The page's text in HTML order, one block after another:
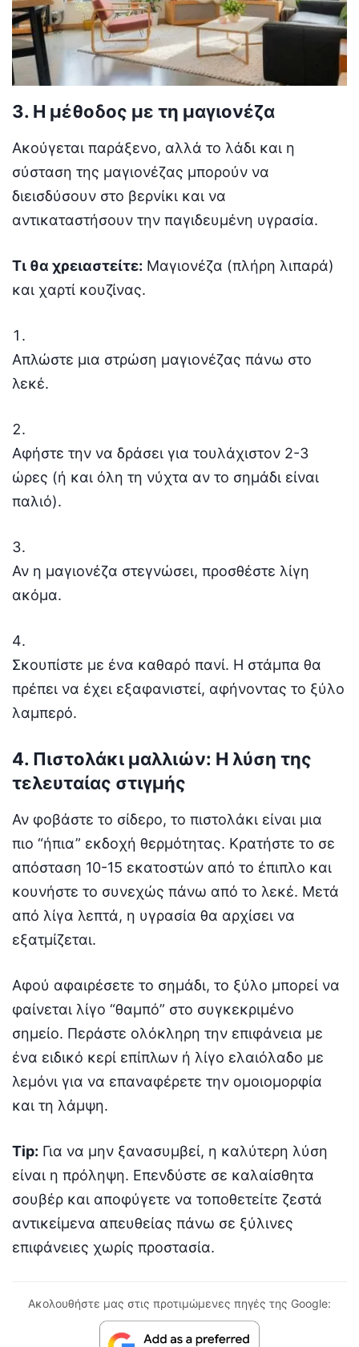
3. Η μέθοδος με τη μαγιονέζα
Ακούγεται παράξενο, αλλά το λάδι και η
σύσταση της μαγιονέζας μπορούν να
διεισδύσουν στο βερνίκι και να
αντικαταστήσουν την παγιδευμένη υγρασία.
Τι θα χρειαστείτε: Μαγιονέζα (πλήρη λιπαρά)
και χαρτί κουζίνας.
Απλώστε μια στρώση μαγιονέζας πάνω στο
λεκέ.
Αφήστε την να δράσει για τουλάχιστον 2-3
ώρες (ή και όλη τη νύχτα αν το σημάδι είναι
παλιό).
Αν η μαγιονέζα στεγνώσει, προσθέστε λίγη
ακόμα.
Σκουπίστε με ένα καθαρό πανί. Η στάμπα θα
πρέπει να έχει εξαφανιστεί, αφήνοντας το ξύλο
λαμπερό.
4. Πιστολάκι μαλλιών: Η λύση της
τελευταίας στιγμής
Αν φοβάστε το σίδερο, το πιστολάκι είναι μια
πιο “ήπια” εκδοχή θερμότητας. Κρατήστε το σε
απόσταση 10-15 εκατοστών από το έπιπλο και
κουνήστε το συνεχώς πάνω από το λεκέ. Μετά
από λίγα λεπτά, η υγρασία θα αρχίσει να
εξατμίζεται.
Αφού αφαιρέσετε το σημάδι, το ξύλο μπορεί να
φαίνεται λίγο “θαμπό” στο συγκεκριμένο
σημείο. Περάστε ολόκληρη την επιφάνεια με
ένα ειδικό κερί επίπλων ή λίγο ελαιόλαδο με
λεμόνι για να επαναφέρετε την ομοιομορφία
και τη λάμψη.
Tip: Για να μην ξανασυμβεί, η καλύτερη λύση
είναι η πρόληψη. Επενδύστε σε καλαίσθητα
σουβέρ και αποφύγετε να τοποθετείτε ζεστά
αντικείμενα απευθείας πάνω σε ξύλινες
επιφάνειες χωρίς προστασία.
Ακολουθήστε μας στις προτιμώμενες πηγές της Google: